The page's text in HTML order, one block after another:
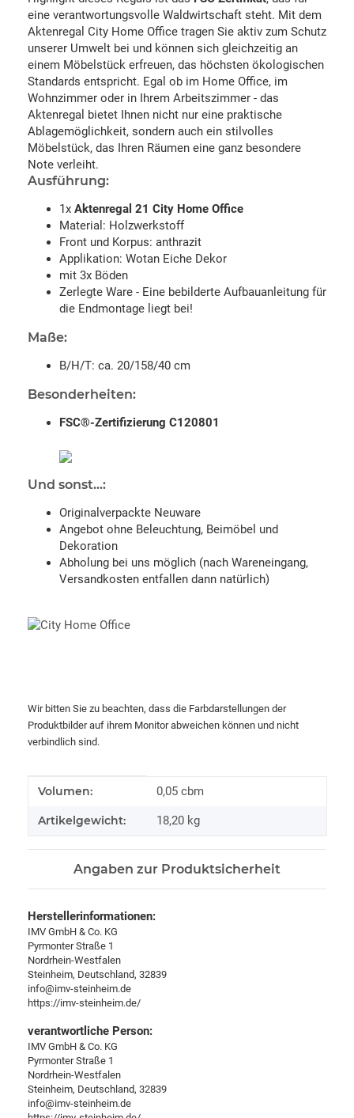
eine verantwortungsvolle Waldwirtschaft steht. Mit dem
Aktenregal City Home Office tragen Sie aktiv zum Schutz
unserer Umwelt bei und können sich gleichzeitig an
einem Möbelstück erfreuen, das höchsten ökologischen
Standards entspricht. Egal ob im Home Office, im
Wohnzimmer oder in Ihrem Arbeitszimmer - das
Aktenregal bietet Ihnen nicht nur eine praktische
Ablagemöglichkeit, sondern auch ein stilvolles
Möbelstück, das Ihren Räumen eine ganz besondere
Note verleiht.
Ausführung:
1x Aktenregal 21 City Home Office
Material: Holzwerkstoff
Front und Korpus: anthrazit
Applikation: Wotan Eiche Dekor
mit 3x Böden
Zerlegte Ware - Eine bebilderte Aufbauanleitung für
die Endmontage liegt bei!
Maße:
B/H/T: ca. 20/158/40 cm
Besonderheiten:
FSC®-Zertifizierung C120801
Und sonst...:
Originalverpackte Neuware
Angebot ohne Beleuchtung, Beimöbel und
Dekoration
Abholung bei uns möglich (nach Wareneingang,
Versandkosten entfallen dann natürlich)
Wir bitten Sie zu beachten, dass die Farbdarstellungen der
Produktbilder auf ihrem Monitor abweichen können und nicht
verbindlich sind.
Produkteigenschaft
Wert
Volumen: 0,05 cbm
Artikelgewicht: 18,20 kg
Angaben zur Produktsicherheit
Herstellerinformationen:
IMV GmbH & Co. KG
Pyrmonter Straße 1
Nordrhein-Westfalen
Steinheim, Deutschland, 32839
info@imv-steinheim.de
https://imv-steinheim.de/
verantwortliche Person:
IMV GmbH & Co. KG
Pyrmonter Straße 1
Nordrhein-Westfalen
Steinheim, Deutschland, 32839
info@imv-steinheim.de